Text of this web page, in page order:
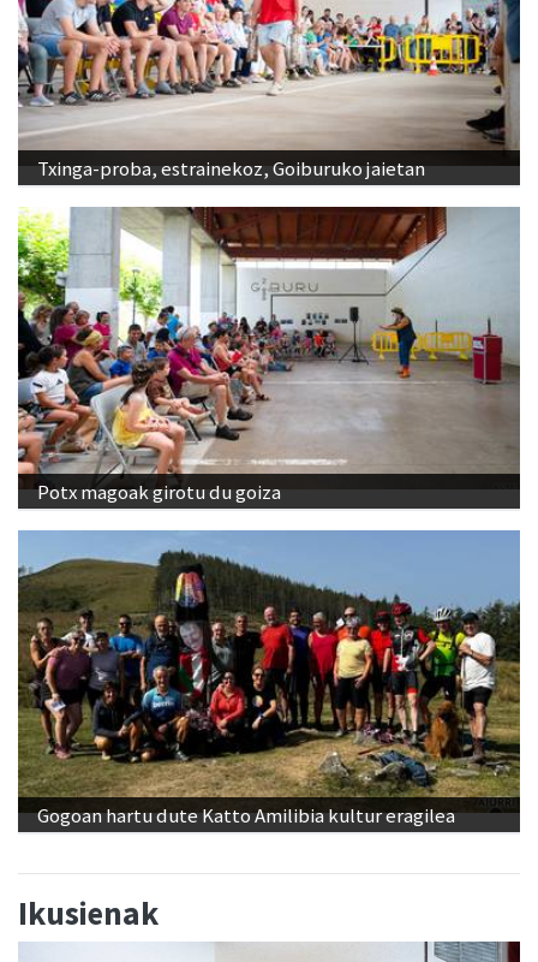
Txinga-proba, estrainekoz, Goiburuko jaietan
Potx magoak girotu du goiza
Gogoan hartu dute Katto Amilibia kultur eragilea
Ikusienak